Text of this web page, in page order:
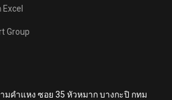
Group
มคำแหง ซอย 35 หัวหมาก บางกะปิ กทม